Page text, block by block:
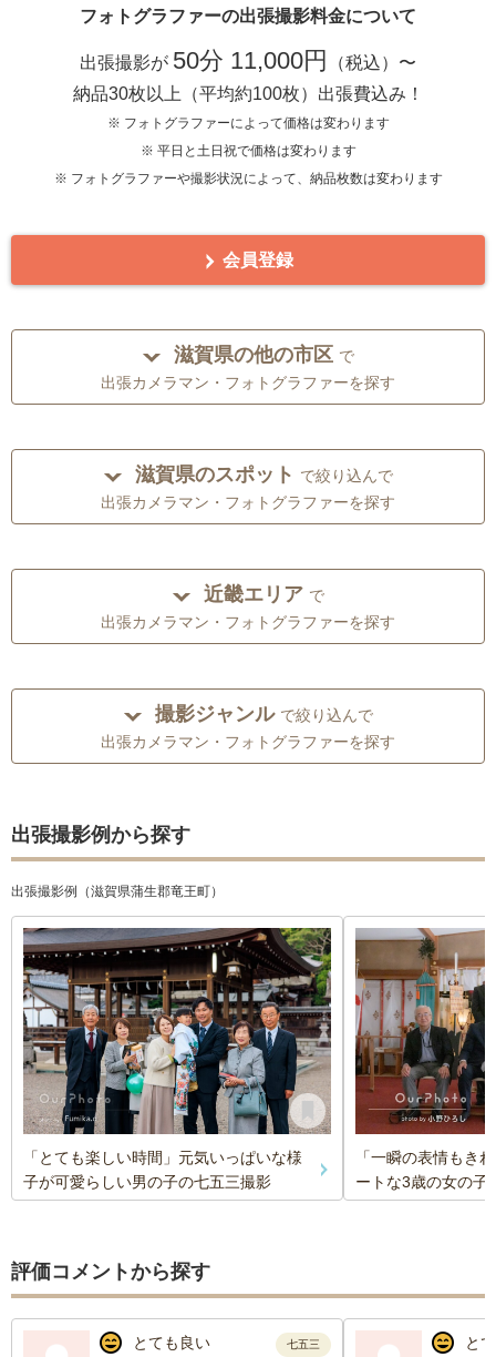
フォトグラファーの出張撮影料金について
出張撮影が 50分 11,000円
（税込）〜
納品30枚以上（平均約100枚）出張費込み！
※ フォトグラファーによって価格は変わります
※ 平日と土日祝で価格は変わります
※ フォトグラファーや撮影状況によって、納品枚数は変わります
会員登録
滋賀県の他の市区 で
出張カメラマン・フォトグラファーを探す
滋賀県のスポット で絞り込んで
出張カメラマン・フォトグラファーを探す
近畿エリア で
出張カメラマン・フォトグラファーを探す
撮影ジャンル で絞り込んで
出張カメラマン・フォトグラファーを探す
出張撮影例から探す
出張撮影例（滋賀県蒲生郡竜王町）
「とても楽しい時間」元気いっぱいな様
子が可愛らしい男の子の七五三撮影
「一瞬の表情もき
ートな3歳の女の子
評価コメントから探す
とても良い 七五三 と